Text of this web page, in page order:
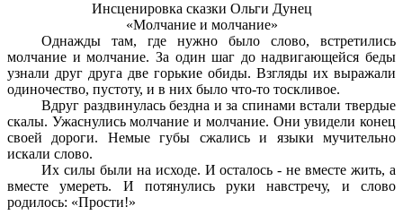
Инсценировка сказки Ольги Дунец
«Молчание и молчание»
Однажды там, где нужно было слово, встретились
молчание и молчание. За один шаг до надвигающейся беды
узнали друг друга две горькие обиды. Взгляды их выражали
одиночество, пустоту, и в них было что-то тоскливое.
Вдруг раздвинулась бездна и за спинами встали твердые
скалы. Ужаснулись молчание и молчание. Они увидели конец
своей дороги. Немые губы сжались и языки мучительно
искали слово.
Их силы были на исходе. И осталось - не вместе жить, а
вместе умереть. И потянулись руки навстречу, и слово
родилось: «Прости!»